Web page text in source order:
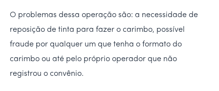
O problemas dessa operação são: a necessidade de
reposição de tinta para fazer o carimbo, possível
fraude por qualquer um que tenha o formato do
carimbo ou até pelo próprio operador que não
registrou o convênio.